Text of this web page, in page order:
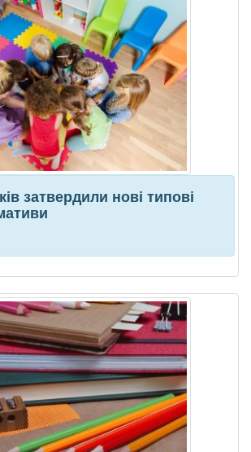
затвердили нові типові